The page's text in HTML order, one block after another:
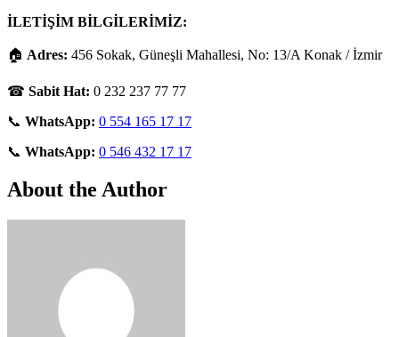
İLETİŞİM BİLGİLERİMİZ:
🏠 Adres: 456 Sokak, Güneşli Mahallesi, No: 13/A Konak / İzmir
☎ Sabit Hat: 0 232 237 77 77
📞 WhatsApp: 0 554 165 17 17
📞 WhatsApp: 0 546 432 17 17
About the Author